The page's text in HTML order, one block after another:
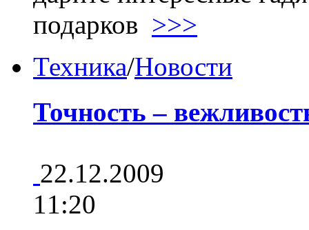
подарков >>>
Техника/Новости
Точность –
22.12.2009
11:20